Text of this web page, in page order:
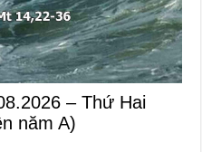
– Thứ Hai
năm A)